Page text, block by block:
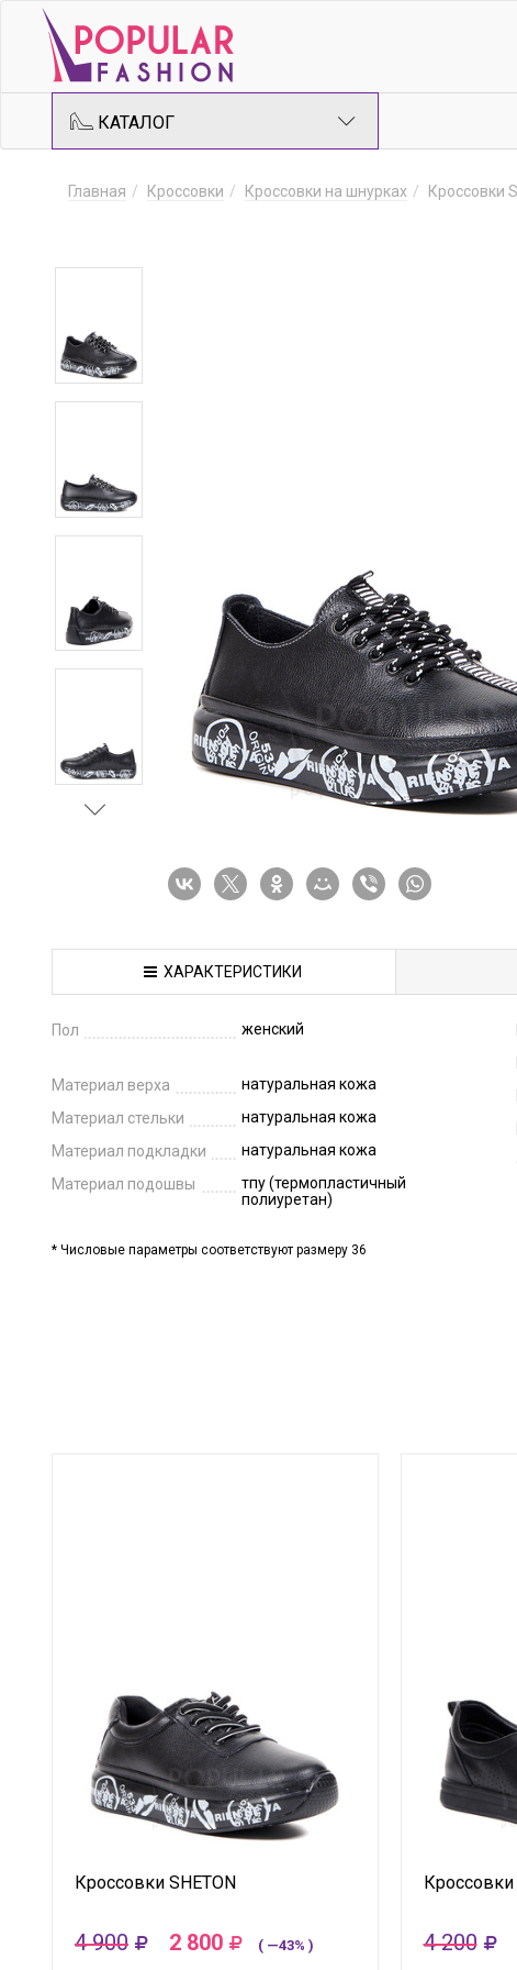
КАТАЛОГ
Главная Кроссовки Кроссовки на шнурках Кроссовки
ХАРАКТЕРИСТИКИ
Пол женский
Материал верха
натуральная кожа
Материал стельки
натуральная кожа
Материал подкладки
натуральная кожа
Материал подошвы
тпу (термопластичный
полиуретан)
* Числовые параметры соответствуют размеру 36
Кроссовки SHETON
4 900 2 800 ( —43% )
Кроссовки
4 200